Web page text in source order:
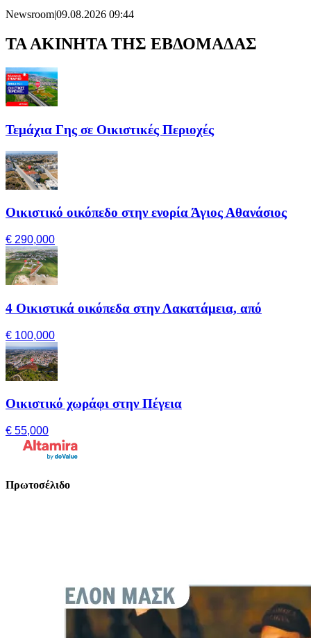
Newsroom|09.08.2026 09:44
ΤΑ ΑΚΙΝΗΤΑ ΤΗΣ ΕΒΔΟΜΑΔΑΣ
Τεμάχια Γης σε Οικιστικές Περιοχές
Οικιστικό οικόπεδο στην ενορία Άγιος Αθανάσιος
€ 290,000
4 Οικιστικά οικόπεδα στην Λακατάμεια, από
€ 100,000
Οικιστικό χωράφι στην Πέγεια
€ 55,000
Πρωτοσέλιδο